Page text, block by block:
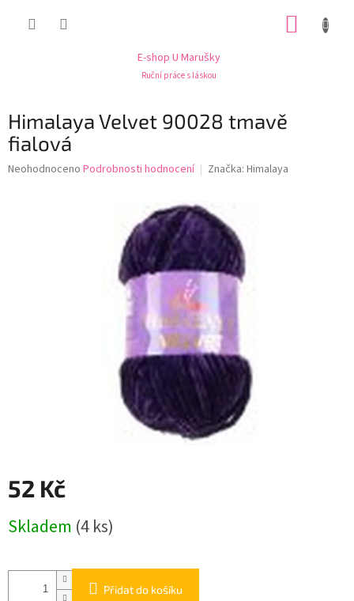
E-shop U Marušky
Ruční práce s láskou
Himalaya Velvet 90028 tmavě
fialová
Průměrné
Neohodnoceno Podrobnosti hodnocení Značka: Himalaya
52 Kč
cena:
Skladem (4 ks)
Přidat do košíku